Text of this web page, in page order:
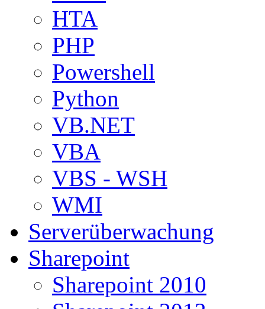
HTA
PHP
Powershell
Python
VB.NET
VBA
VBS - WSH
WMI
Serverüberwachung
Sharepoint
Sharepoint 2010